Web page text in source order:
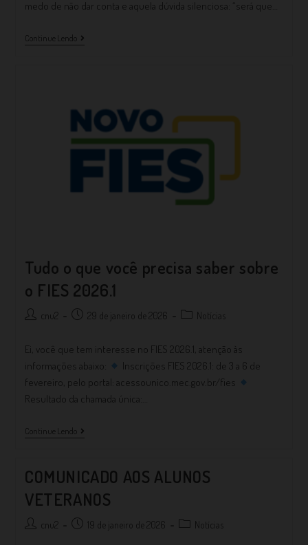
medo de não dar conta e aquela dúvida silenciosa: “será que…
Continue Lendo
Tudo o que você precisa saber sobre
o FIES 2026.1
cnu2 29 de janeiro de 2026 Notícias
Ei, você que tem interesse no FIES 2026.1, atenção às
informações abaixo:
Inscrições FIES 2026.1: de 3 a 6 de
fevereiro, pelo portal: acessounico.mec.gov.br/fies
Resultado da chamada única:…
Continue Lendo
COMUNICADO AOS ALUNOS
VETERANOS
cnu2 19 de janeiro de 2026 Notícias